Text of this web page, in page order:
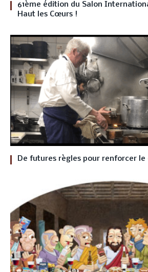
61ème édition du Salon
Haut les Cœurs !
De futures règles pour renforcer